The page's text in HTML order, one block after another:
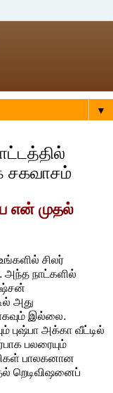
▼
சகவாசம்
என் முதல்
சிலர்
அந்த நாட்களில்
அது
இல்லை.
புஷ்பா அக்கா வீட்டில்
பலரையும்
பாலகனான
றெடிவிஷனைப்